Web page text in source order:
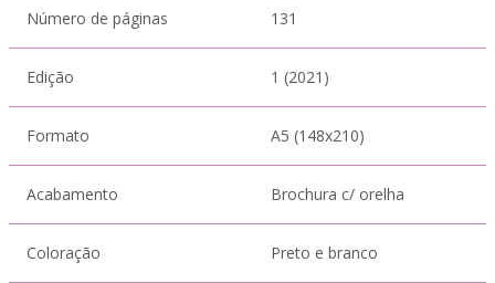
Número de páginas 131
Edição 1 (2021)
Formato A5 (148x210)
Acabamento Brochura c/ orelha
Coloração Preto e branco